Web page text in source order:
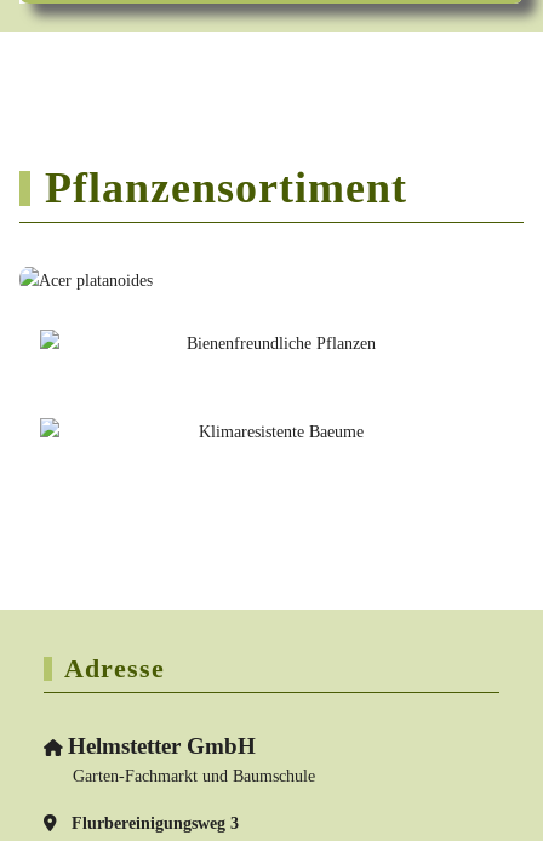
Pflanzensortiment
Adresse
Helmstetter GmbH
Garten-Fachmarkt und Baumschule
Flurbereinigungsweg 3